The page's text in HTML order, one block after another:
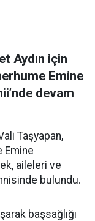
Aydın için
Emine
devam
Taşyapan,
Emine
aileleri ve
bulundu.
başsağlığı